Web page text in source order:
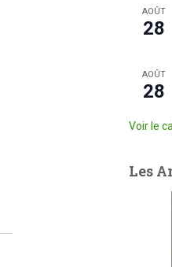
AOÛT
28
AOÛT
28
Voir le
Les